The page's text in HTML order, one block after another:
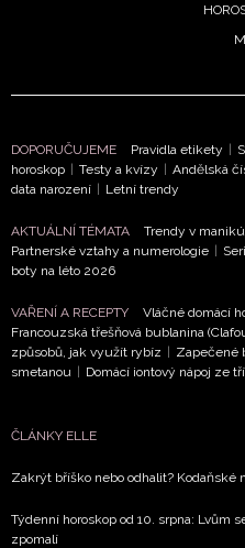
NEWSLETTER
Přihlášením k newsletteru
podmínkami společnosti
ochrany soukromí
vyhodnocení akce a
Chcete navíc dostávat i
DOPORUČUJEME Pravidla etikety |
horoskop | Testy a kvízy | Andělská
data narození | Letní trendy
AKTUÁLNÍ TÉMATA Trendy v
Partnerské vztahy a numerologie |
boty na léto 2026
VAŘENÍ A RECEPTY Vláčné domácí
Francouzská třešňová bublanina
způsobů, jak využít rybíz | Zapečené
smetanou | Domácí iontový nápoj ze
ČLÁNKY ELLE
Zakrýt bříško nebo odhalit? Kodaňské
Týdenní horoskop od 10. srpna: Lvům
zpomalí